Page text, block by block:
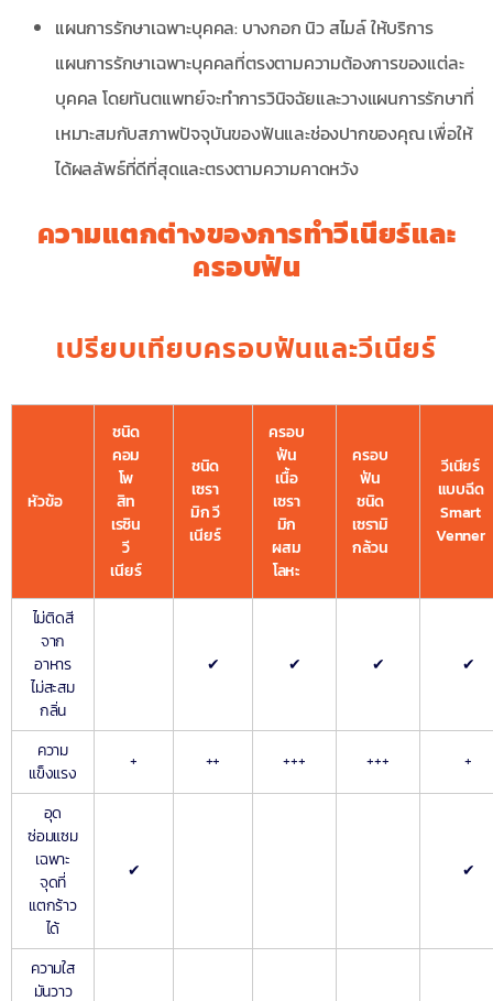
แผนการรักษาเฉพาะบุคคล: บางกอก นิว สไมล์ ให้บริการ
แผนการรักษาเฉพาะบุคคลที่ตรงตามความต้องการของแต่ละ
บุคคล โดยทันตแพทย์จะทำการวินิจฉัยและวางแผนการรักษาที่
เหมาะสมกับสภาพปัจจุบันของฟันและช่องปากของคุณ เพื่อให้
ได้ผลลัพธ์ที่ดีที่สุดและตรงตามความคาดหวัง
ความแตกต่างของการทำวีเนียร์และ
ครอบฟัน
เปรียบเทียบครอบฟันและวีเนียร์
หัวข้อ
ชนิด
คอม
โพ
สิท
เรซิน
วี
เนียร์
ชนิด
เซรา
มิก วี
เนียร์
ครอบ
ฟัน
เนื้อ
เซรา
มิก
ผสม
โลหะ
ครอบ
ฟัน
ชนิด
เซรามิ
กล้วน
วีเนียร์
แบบฉีด
Smart
Venner
ไม่ติดสี
จาก
อาหาร
ไม่สะสม
กลิ่น
✔ ✔ ✔ ✔
ความ
แข็งแรง
+ ++ +++ +++ +
อุด
ซ่อมแซม
เฉพาะ
จุดที่
แตกร้าว
ได้
✔ ✔
ความใส
มันวาว